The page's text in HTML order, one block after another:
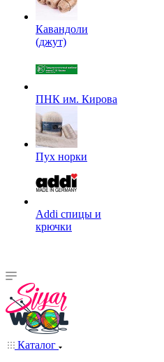
Кавандоли
(джут)
ПНК им. Кирова
Пух норки
Addi спицы и
крючки
Каталог